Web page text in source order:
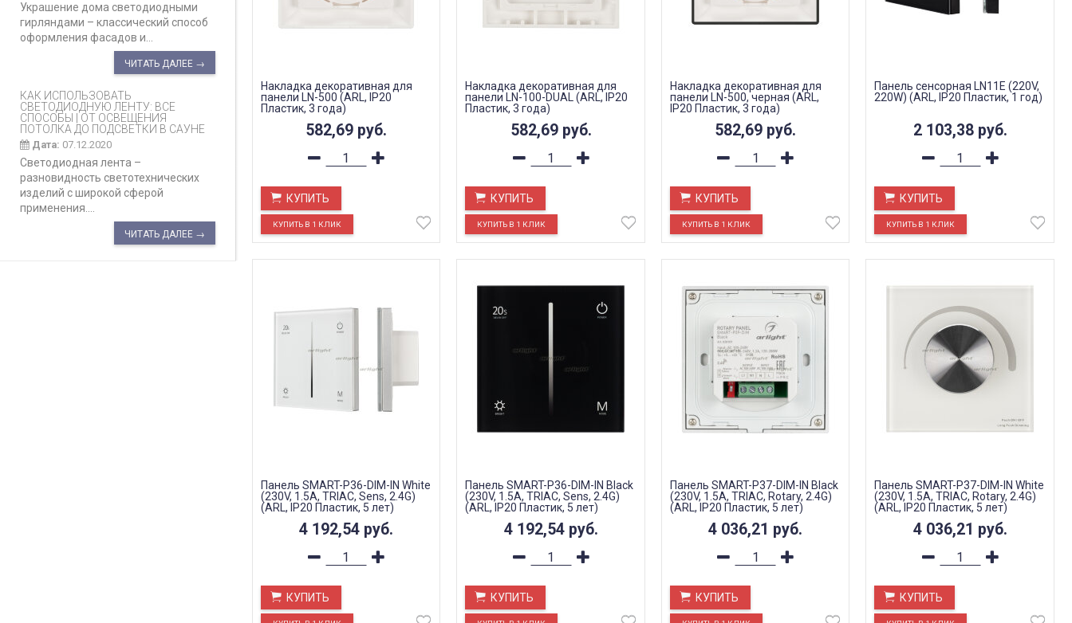
Украшение дома светодиодными
гирляндами – классический способ
оформления фасадов и...
ЧИТАТЬ ДАЛЕЕ →
КАК ИСПОЛЬЗОВАТЬ
СВЕТОДИОДНУЮ ЛЕНТУ: ВСЕ
СПОСОБЫ | ОТ ОСВЕЩЕНИЯ
ПОТОЛКА ДО ПОДСВЕТКИ В САУНЕ
Дата: 07.12.2020
Светодиодная лента –
разновидность светотехнических
изделий с широкой сферой
применения....
ЧИТАТЬ ДАЛЕЕ →
Накладка декоративная для
панели LN-500 (ARL, IP20
Пластик, 3 года)
582,69 руб.
КУПИТЬ
Накладка декоративная для
панели LN-100-DUAL (ARL, IP20
Пластик, 3 года)
582,69 руб.
КУПИТЬ
Накладка декоративная для
панели LN-500, черная (ARL,
IP20 Пластик, 3 года)
582,69 руб.
КУПИТЬ
Панель сенсорная LN11E (220V,
220W) (ARL, IP20 Пластик, 1 год)
2 103,38 руб.
КУПИТЬ
Панель SMART-P36-DIM-IN White
(230V, 1.5A, TRIAC, Sens, 2.4G)
(ARL, IP20 Пластик, 5 лет)
4 192,54 руб.
КУПИТЬ
Панель SMART-P36-DIM-IN Black
(230V, 1.5A, TRIAC, Sens, 2.4G)
(ARL, IP20 Пластик, 5 лет)
4 192,54 руб.
КУПИТЬ
Панель SMART-P37-DIM-IN Black
(230V, 1.5A, TRIAC, Rotary, 2.4G)
(ARL, IP20 Пластик, 5 лет)
4 036,21 руб.
КУПИТЬ
Панель SMART-P37-DIM-IN White
(230V, 1.5A, TRIAC, Rotary, 2.4G)
(ARL, IP20 Пластик, 5 лет)
4 036,21 руб.
КУПИТЬ